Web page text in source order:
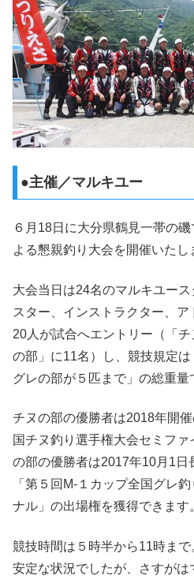
●主催／マルキユー
６月18日に大分県鶴見一帯の
よる懇親釣り大会を開催いたし
大会当日は24名のマルキユー
スター、インストラクター、
20人が試合へエントリー（「
の部」に11名）し、競技規定は
グレの部が５匹まで」の総重量
チヌの部の優勝者は2018年開
国チヌ釣り選手権大会セミフ
の部の優勝者は2017年10月1日
「第５回M-１カップ全国グレ
ナル」の出場権を獲得できます
競技時間は５時半から11時ま
安定な状況でしたが、さすが